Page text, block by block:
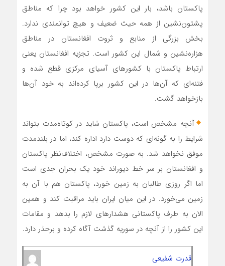
پاکستان باشد، بار این کشور خواهد بود چرا که مناطق
پشتون‌نشین از همه حیث ضعیف و هیچ توانمندی ندارد.
بخش بزرگی از منابع و ثروت افغانستان در مناطق
هزاره‌نشین و شمال این کشور است. تجزیه افغانستان یعنی
ارتباط پاکستان با کشورهای آسیای مرکزی قطع شده و
فتنه‌ای که آن‌ها در این کشور برپا کرده‌اند به خود آن‌ها
بازخواهد گشت.
آنچه مشخص است، پاکستان شاید در کوتاه‌مدت بتواند
شرایط را به گونه‌ای که دوست دارد اداره کند، اما در بلندمدت
موفق نخواهد شد. به صورت مشخص، اختلاف‌نظر پاکستان
و افغانستان بر سر خط دیوراند خود یک بحران جدی است
اما اگر روزی طالبان به زمین خورد، پاکستان هم با آن به
زمین می‌خورد. در این میان ایران باید مراقبت کند و همین
الان به طرف پاکستانی هشدارهای لازم را بدهد و مقامات
این کشور را از آنچه در سوریه گذشت آگاه کرده و برحذر دارد.
قدرت شفیعی